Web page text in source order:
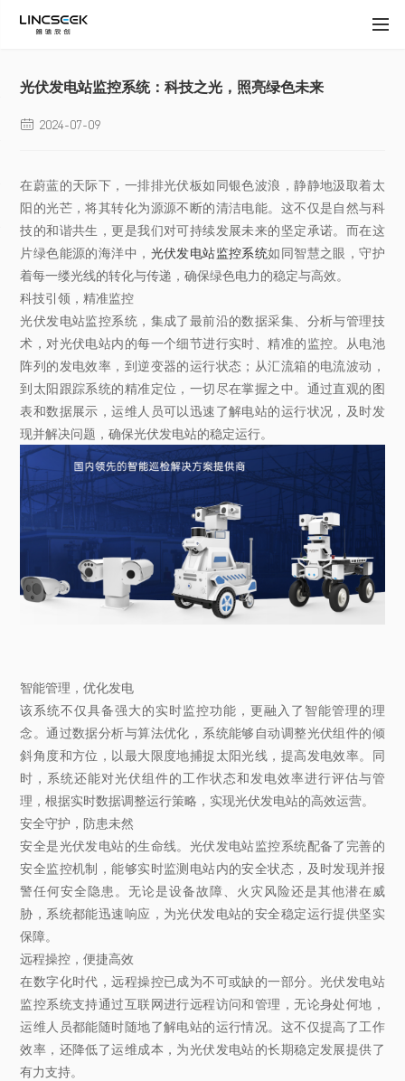
光伏发电站监控系统：科技之光，照亮绿色未来
 2024-07-09
在蔚蓝的天际下，一排排光伏板如同银色波浪，静静地汲取着太
阳的光芒，将其转化为源源不断的清洁电能。这不仅是自然与科
技的和谐共生，更是我们对可持续发展未来的坚定承诺。而在这
片绿色能源的海洋中， 光伏发电站监控系统如同智慧之眼，守护
着每一缕光线的转化与传递，确保绿色电力的稳定与高效。
科技引领，精准监控
光伏发电站监控系统，集成了最前沿的数据采集、分析与管理技
术，对光伏电站内的每一个细节进行实时、精准的监控。从电池
阵列的发电效率，到逆变器的运行状态；从汇流箱的电流波动，
到太阳跟踪系统的精准定位，一切尽在掌握之中。通过直观的图
表和数据展示，运维人员可以迅速了解电站的运行状况，及时发
现并解决问题，确保光伏发电站的稳定运行。
智能管理，优化发电
该系统不仅具备强大的实时监控功能，更融入了智能管理的理
念。通过数据分析与算法优化，系统能够自动调整光伏组件的倾
斜角度和方位，以最大限度地捕捉太阳光线，提高发电效率。同
时，系统还能对光伏组件的工作状态和发电效率进行评估与管
理，根据实时数据调整运行策略，实现光伏发电站的高效运营。
安全守护，防患未然
安全是光伏发电站的生命线。光伏发电站监控系统配备了完善的
安全监控机制，能够实时监测电站内的安全状态，及时发现并报
警任何安全隐患。无论是设备故障、火灾风险还是其他潜在威
胁，系统都能迅速响应，为光伏发电站的安全稳定运行提供坚实
保障。
远程操控，便捷高效
在数字化时代，远程操控已成为不可或缺的一部分。光伏发电站
监控系统支持通过互联网进行远程访问和管理，无论身处何地，
运维人员都能随时随地了解电站的运行情况。这不仅提高了工作
效率，还降低了运维成本，为光伏发电站的长期稳定发展提供了
有力支持。